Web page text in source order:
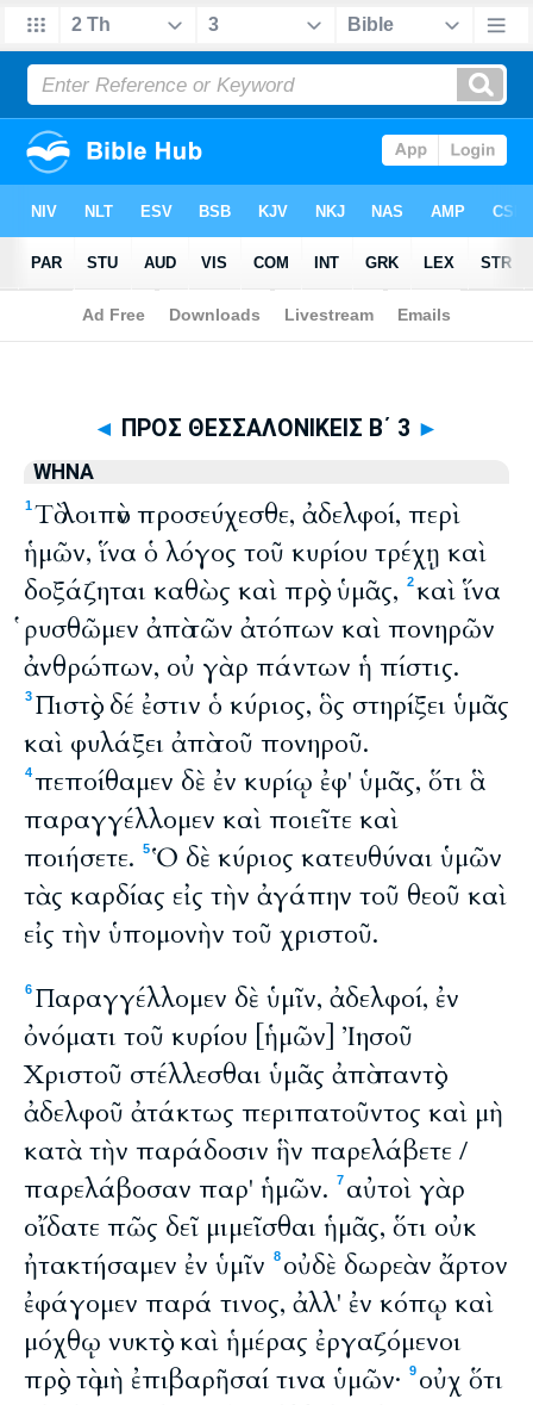
Biblia>WHNA> ΠΡΟΣ ΘΕΣΣΑΛΟΝΙΚΕΙΣ Β΄ 3
◄ ΠΡΟΣ ΘΕΣΣΑΛΟΝΙΚΕΙΣ Β΄ 3 ►
WHNA
1Τὸ λοιπὸν προσεύχεσθε, ἀδελφοί, περὶ
ἡμῶν, ἵνα ὁ λόγος τοῦ κυρίου τρέχῃ καὶ
δοξάζηται καθὼς καὶ πρὸς ὑμᾶς,
2καὶ ἵνα
ῥυσθῶμεν ἀπὸ τῶν ἀτόπων καὶ πονηρῶν
ἀνθρώπων, οὐ γὰρ πάντων ἡ πίστις.
3 Πιστὸς δέ ἐστιν ὁ κύριος, ὃς στηρίξει ὑμᾶς
καὶ φυλάξει ἀπὸ τοῦ πονηροῦ.
4πεποίθαμεν δὲ ἐν κυρίῳ ἐφ' ὑμᾶς, ὅτι ἃ
παραγγέλλομεν καὶ ποιεῖτε καὶ
ποιήσετε.
5Ὁ δὲ κύριος κατευθύναι ὑμῶν
τὰς καρδίας εἰς τὴν ἀγάπην τοῦ θεοῦ καὶ
εἰς τὴν ὑπομονὴν τοῦ χριστοῦ.
6 Παραγγέλλομεν δὲ ὑμῖν, ἀδελφοί, ἐν
ὀνόματι τοῦ κυρίου [ἡμῶν] Ἰησοῦ
Χριστοῦ στέλλεσθαι ὑμᾶς ἀπὸ παντὸς
ἀδελφοῦ ἀτάκτως περιπατοῦντος καὶ μὴ
κατὰ τὴν παράδοσιν ἣν παρελάβετε /
παρελάβοσαν παρ' ἡμῶν.
7 αὐτοὶ γὰρ
οἴδατε πῶς δεῖ μιμεῖσθαι ἡμᾶς, ὅτι οὐκ
ἠτακτήσαμεν ἐν ὑμῖν
8 οὐδὲ δωρεὰν ἄρτον
ἐφάγομεν παρά τινος, ἀλλ' ἐν κόπῳ καὶ
μόχθῳ νυκτὸς καὶ ἡμέρας ἐργαζόμενοι
πρὸς τὸ μὴ ἐπιβαρῆσαί τινα ὑμῶν·
9 οὐχ ὅτι